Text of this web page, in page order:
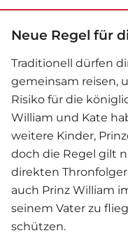
Neue Regel für
Traditionell dürfen
gemeinsam reisen,
Risiko für die
William und Kate
weitere Kinder,
doch die Regel gilt
direkten
auch Prinz William
seinem Vater zu
schützen.